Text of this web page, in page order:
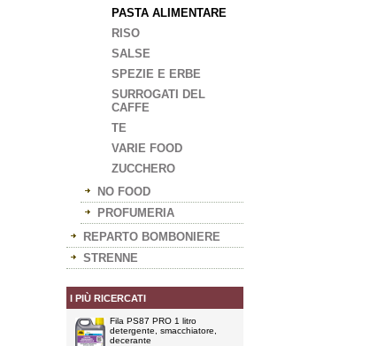
PASTA ALIMENTARE
RISO
SALSE
SPEZIE E ERBE
SURROGATI DEL
CAFFE
TE
VARIE FOOD
ZUCCHERO
NO FOOD
PROFUMERIA
REPARTO BOMBONIERE
STRENNE
I PIÙ RICERCATI
Fila PS87 PRO 1 litro
detergente, smacchiatore,
decerante